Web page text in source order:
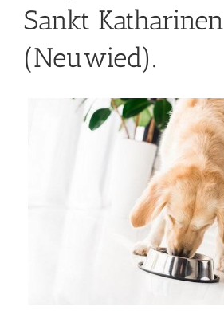
Sankt Katharinen
(Neuwied).